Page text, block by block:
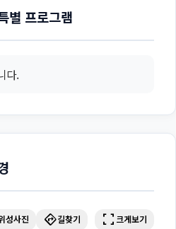
별 프로그램
다.
성사진 directions길찾기 fullscreen 크게보기